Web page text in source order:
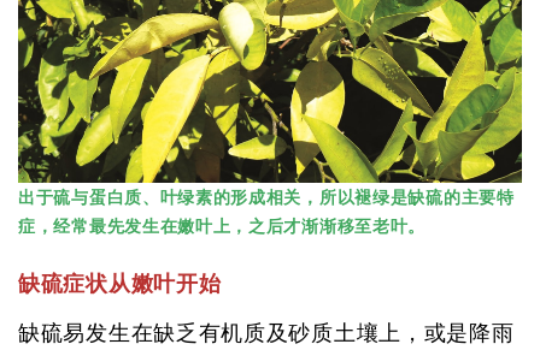
出于硫与蛋白质、叶绿素的形成相关，所以褪绿是缺硫的主要特
症，经常最先发生在嫩叶上，之后才渐渐移至老叶。
缺硫症状从嫩叶开始
缺硫易发生在缺乏有机质及砂质土壤上，或是降雨